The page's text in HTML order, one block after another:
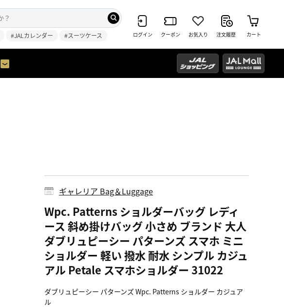
#JALカレンダー #スーツケース ログイン クーポン お気入り 注文履歴 カート
ギャレリア Bag＆Luggage
Wpc. Patterns ショルダーバッグ レディ
ース 斜め掛けバッグ 小さめ ブランド 大人
ダブリュピーシー パターンズ スマホ ミニ
ショルダー 軽い 撥水 耐水 シンプル カジュ
アル Petale スマホショルダー 31022
ダブリュピーシー パターンズ Wpc. Patterns ショルダー カジュア
ル